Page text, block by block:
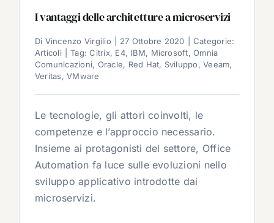
I vantaggi delle architetture a microservizi
Di Vincenzo Virgilio 27 Ottobre 2020
Categorie:
Articoli
Tag:Citrix, E4, IBM, Microsoft,Omnia
Comunicazioni, Oracle, Red Hat, Sviluppo,Veeam,
Veritas,VMware
Le tecnologie, gli attori coinvolti, le
competenze e l’approccio necessario.
Insieme ai protagonisti del settore, Office
Automation fa luce sulle evoluzioni nello
sviluppo applicativo introdotte dai
microservizi.